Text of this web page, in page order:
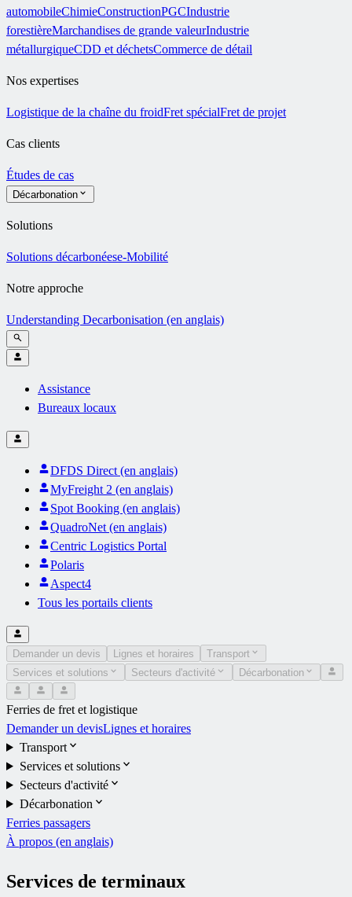
automobileChimieConstructionPGCIndustrie
forestièreMarchandises de grande valeurIndustrie
métallurgiqueCDD et déchetsCommerce de détail
Nos expertises
Logistique de la chaîne du froidFret spécialFret de projet
Cas clients
Études de cas
Décarbonation
Solutions
Solutions décarbonéese-Mobilité
Notre approche
Understanding Decarbonisation (en anglais)
Assistance
Bureaux locaux
DFDS Direct (en anglais)
MyFreight 2 (en anglais)
Spot Booking (en anglais)
QuadroNet (en anglais)
Centric Logistics Portal
Polaris
Aspect4
Tous les portails clients
Demander un devis Lignes et horaires
Transport
Services et solutions
Secteurs d'activité Décarbonation
Ferries de fret et logistique
Demander un devisLignes et horaires
Transport
Services et solutions
Secteurs d'activité
Décarbonation
Ferries passagers
À propos (en anglais)
Services de terminaux